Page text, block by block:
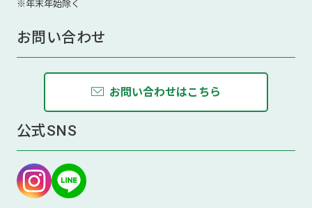
※年末年始除く
お問い合わせ
お問い合わせはこちら
公式SNS